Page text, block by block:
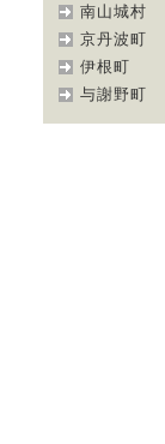
南山城村
京丹波町
伊根町
与謝野町